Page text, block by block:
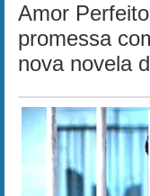
Amor
promessa
nova novela